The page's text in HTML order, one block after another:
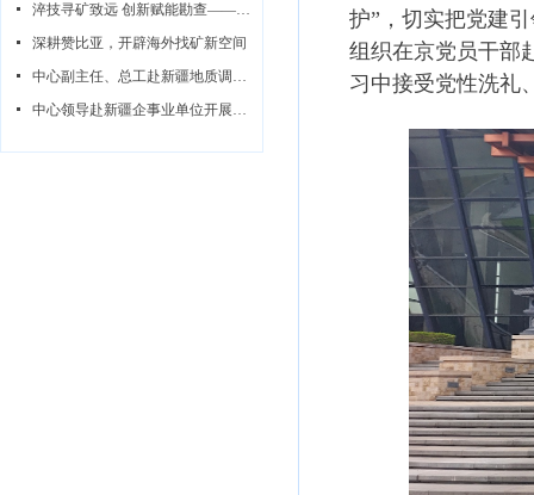
护”，切实把党建
组织在京党员干部
习中接受党性洗礼
넷 淬技寻矿致远 创新赋能勘查——中心赞比亚无人机航磁攻坚队纪实
넷 深耕赞比亚，开辟海外找矿新空间
넷 中心副主任、总工赴新疆地质调查所开展调研指导
넷 中心领导赴新疆企事业单位开展座谈交流